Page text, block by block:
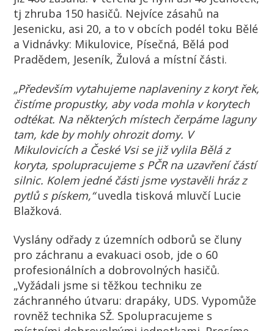
tj zhruba 150 hasičů. Nejvíce zásahů na
Jesenicku, asi 20, a to v obcích podél toku Bělé
a Vidnávky: Mikulovice, Písečná, Bělá pod
Pradědem, Jeseník, Žulová a místní části.
„Především vytahujeme naplaveniny z koryt řek,
čistíme propustky, aby voda mohla v korytech
odtékat. Na některých místech čerpáme laguny
tam, kde by mohly ohrozit domy. V
Mikulovicích a České Vsi se již vylila Bělá z
koryta, spolupracujeme s PČR na uzavření částí
silnic. Kolem jedné části jsme vystavěli hráz z
pytlů s pískem,“uvedla tisková mluvčí Lucie
Blažková.
Vyslány odřady z územních odborů se čluny
pro záchranu a evakuaci osob, jde o 60
profesionálních a dobrovolných hasičů.
„Vyžádali jsme si těžkou techniku ze
záchranného útvaru: drapáky, UDS. Vypomůže
rovněž technika SŽ. Spolupracujeme s